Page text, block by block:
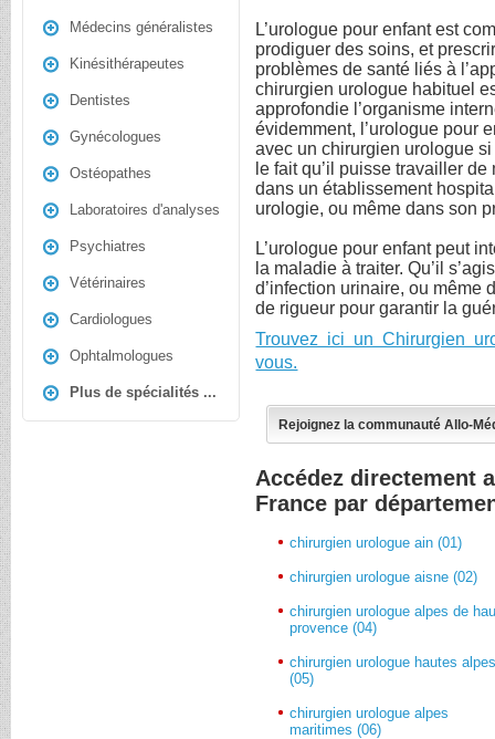
Médecins généralistes
Kinésithérapeutes
Dentistes
Gynécologues
Ostéopathes
Laboratoires d'analyses
Psychiatres
Vétérinaires
Cardiologues
Ophtalmologues
Plus de spécialités ...
L’urologue pour enfant est
prodiguer des soins, et
problèmes de santé liés à
chirurgien urologue habituel
approfondie l’organisme
évidemment, l’urologue pour
avec un chirurgien urologue
le fait qu’il puisse travailler
dans un établissement
urologie, ou même dans son
L’urologue pour enfant peut
la maladie à traiter. Qu’il
d’infection urinaire, ou même
de rigueur pour garantir la
Trouvez ici un Chirurgien
vous.
Rejoignez la communauté Allo-
Accédez directement
France par
chirurgien urologue ain (01)
chirurgien urologue aisne (02)
chirurgien urologue alpes de
provence (04)
chirurgien urologue hautes
(05)
chirurgien urologue alpes
maritimes (06)